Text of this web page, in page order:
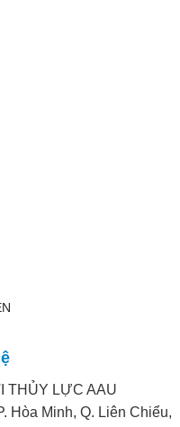
THỦY LỰC AAU
Hòa Minh, Q. Liên Chiểu,